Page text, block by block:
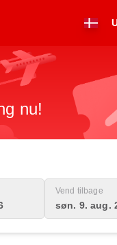
nu!
Vend tilbage
søn. 9. aug.